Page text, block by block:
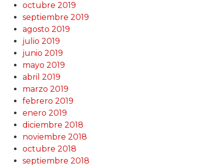
octubre 2019
septiembre 2019
agosto 2019
julio 2019
junio 2019
mayo 2019
abril 2019
marzo 2019
febrero 2019
enero 2019
diciembre 2018
noviembre 2018
octubre 2018
septiembre 2018